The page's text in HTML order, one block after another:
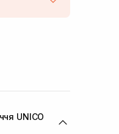
В наявності
В наявності
UNICO